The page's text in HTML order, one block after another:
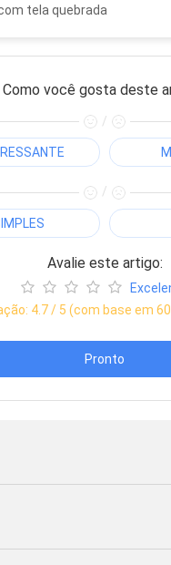
tela quebrada
Como você gosta deste
/
/
Avalie este artigo:
4.7/ 5 (com base em 60
Pronto